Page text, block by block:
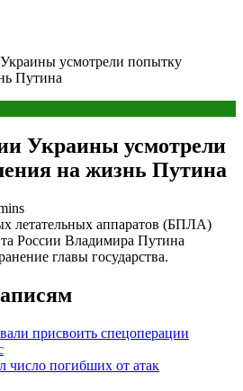
усмотрели попытку
Путина
Украины усмотрели
на жизнь Путина
летательных аппаратов (БПЛА)
России Владимира Путина
главы государства.
присвоить спецоперации
погибших от атак